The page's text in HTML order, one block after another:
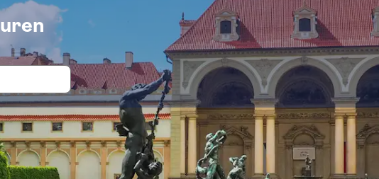
Eintritt und Tickets für Wallenstein Palace